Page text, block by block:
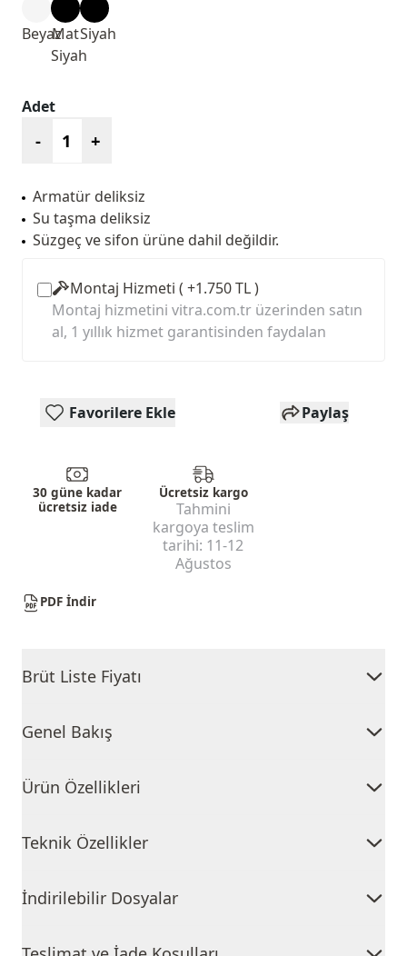
BeyazMat
Siyah
Siyah
Adet
- +
Armatür deliksiz
Su taşma deliksiz
Süzgeç ve sifon ürüne dahil değildir.
Montaj Hizmeti ( +1.750 TL )
Montaj hizmetini vitra.com.tr üzerinden satın
al, 1 yıllık hizmet garantisinden faydalan
Favorilere Ekle Paylaş
30 güne kadar
ücretsiz iade
Ücretsiz kargo
Tahmini
kargoya teslim
tarihi: 11-12
Ağustos
PDF İndir
Brüt Liste Fiyatı
Genel Bakış
Ürün Özellikleri
Teknik Özellikler
İndirilebilir Dosyalar